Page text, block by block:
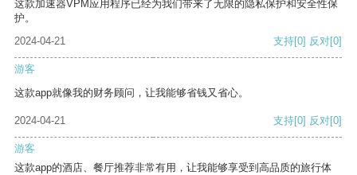
这款加速器VPM应用程序已经为我们带来了无限的隐私保护和安全性保
护。
2024-04-21
支持[0] 反对[0]
游客
这款app就像我的财务顾问，让我能够省钱又省心。
2024-04-21 支持[0] 反对[0]
游客
这款app的酒店、餐厅推荐非常有用，让我能够享受到高品质的旅行体